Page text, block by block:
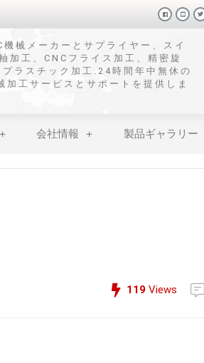
機械メーカーとサプライヤー、スイ
加工、CNCフライス加工、精密旋
ラスチック加工.24時間年中無休の
加工サービスとサポートを提供しま
会社情報 製品ギャラリー
119 Views